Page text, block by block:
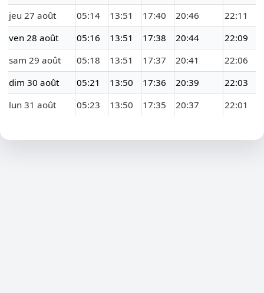
jeu 27 août
05:14 13:51 17:40 20:46
22:11
ven 28 août
05:16 13:51 17:38 20:44
22:09
sam 29 août
05:18 13:51 17:37 20:41
22:06
dim 30 août
05:21 13:50 17:36 20:39
22:03
lun 31 août
05:23 13:50 17:35 20:37 22:01